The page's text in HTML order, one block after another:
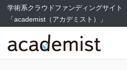
学術系クラウドファンディングサイト
「academist（アカデミスト）」